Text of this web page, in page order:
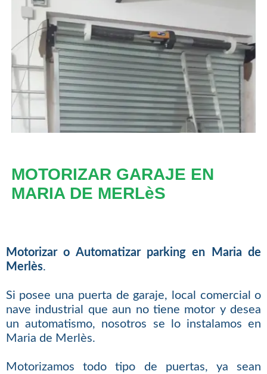
MOTORIZAR GARAJE EN
MARIA DE MERLèS
Motorizar o Automatizar parking en Maria de
Merlès.
Si posee una puerta de garaje, local comercial o
nave industrial que aun no tiene motor y desea
un automatismo, nosotros se lo instalamos en
Maria de Merlès.
Motorizamos todo tipo de puertas, ya sean